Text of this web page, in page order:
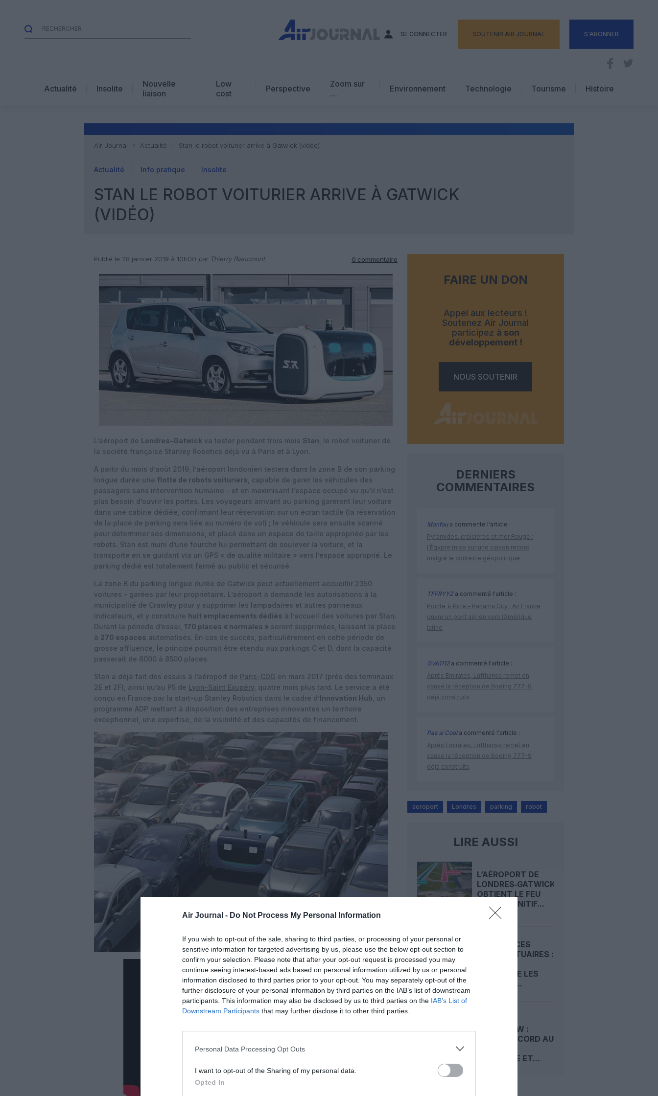
Air Journal - Do Not Process My Personal Information
If you wish to opt-out of the sale, sharing to third parties, or processing of your personal or
sensitive information for targeted advertising by us, please use the below opt-out section to
confirm your selection. Please note that after your opt-out request is processed you may
continue seeing interest-based ads based on personal information utilized by us or personal
information disclosed to third parties prior to your opt-out. You may separately opt-out of the
further disclosure of your personal information by third parties on the IAB’s list of downstream
participants. This information may also be disclosed by us to third parties on the IAB’s List of
Downstream Participants that may further disclose it to other third parties.
Personal Data Processing Opt Outs
I want to opt-out of the Sharing of my personal data.
Opted In
SE CONNECTER SOUTENIR AIR JOURNAL S'ABONNER
Actualité Insolite
Nouvelle
liaison
Low
cost
Perspective
Zoom sur
…
Environnement Technologie
Tourisme
Hôtellerie
Histoire
Air Journal Actualité Stan le robot voiturier arrive à Gatwick (vidéo)
Actualité Info pratique Insolite
STAN LE ROBOT VOITURIER ARRIVE À GATWICK
(VIDÉO)
Publié le 28 janvier 2019 à 10h00 par Thierry Blancmont 0 commentaire
L’aéroport de Londres-Gatwick va tester pendant trois mois Stan , le robot voiturier de
la société française Stanley Robotics déjà vu à Paris et à Lyon.
A partir du mois d’août 2019, l’aéroport londonien testera dans la zone B de son parking
longue durée une flotte de robots voituriers , capable de garer les véhicules des
passagers sans intervention humaine – et en maximisant l’espace occupé vu qu’il n’est
plus besoin d’ouvrir les portes. Les voyageurs arrivant au parking gareront leur voiture
dans une cabine dédiée, confirmant leur réservation sur un écran tactile (la réservation
de la place de parking sera liée au numéro de vol) ; le véhicule sera ensuite scanné
pour déterminer ses dimensions, et placé dans un espace de taille appropriée par les
robots. Stan est muni d’une fourche lui permettant de soulever la voiture, et la
transporte en se guidant via un GPS « de qualité militaire » vers l’espace approprié. Le
parking dédié est totalement fermé au public et sécurisé.
La zone B du parking longue durée de Gatwick peut actuellement accueillir 2350
voitures – garées par leur propriétaire. L’aéroport a demandé les autorisations à la
municipalité de Crawley pour y supprimer les lampadaires et autres panneaux
indicateurs, et y construire huit emplacements dédiés à l’accueil des voitures par Stan.
Durant la période d’essai, 170 places « normales » seront supprimées, laissant la place
à 270 espaces automatisés. En cas de succès, particulièrement en cette période de
grosse affluence, le principe pourrait être étendu aux parkings C et D, dont la capacité
passerait de 6000 à 8500 places.
Stan a déjà fait des essais à l’aéroport de Paris-CDG en mars 2017 (près des terminaux
2E et 2F), ainsi qu’au P5 de Lyon-Saint Exupéry , quatre mois plus tard. Le service a été
conçu en France par la start-up Stanley Robotics dans le cadre d’Innovation Hub , un
programme ADP mettant à disposition des entreprises innovantes un territoire
exceptionnel, une expertise, de la visibilité et des capacités de financement.
FAIRE UN DON
Appel aux lecteurs !
Soutenez Air Journal
participez à son
développement !
NOUS SOUTENIR
DERNIERS
COMMENTAIRES
Manfoua commenté l'article :
Pyramides, croisières et mer Rouge :
l’Égypte mise sur une saison record
malgré le contexte géopolitique
TFFRYYZa commenté l'article :
Pointe‑à‑Pitre – Panama City : Air France
ouvre un pont aérien vers l’Amérique
latine
GVA1112a commenté l'article :
Après Emirates, Lufthansa remet en
cause la réception de Boeing 777-9
déjà construits
Pas si Coola commenté l'article :
Après Emirates, Lufthansa remet en
cause la réception de Boeing 777-9
déjà construits
aeroport Londres parking robot
LIRE AUSSI
L’AÉROPORT DE
LONDRES‑GATWICK
OBTIENT LE FEU
VERT DÉFINITIF...
REDEVANCES
AÉROPORTUAIRES :
CONTESTE LES
HAUSSES...
HEATHROW :
TRAFIC RECORD AU
SEMESTRE ET...